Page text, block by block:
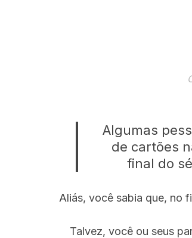
Algumas
de cartões
final do
Aliás, você sabia que, no
Talvez, você ou seus